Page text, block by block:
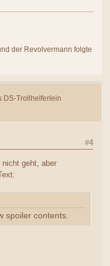
der Revolvermann folgte
DS-Trollhelferlein
#4
geht, aber
spoiler contents.